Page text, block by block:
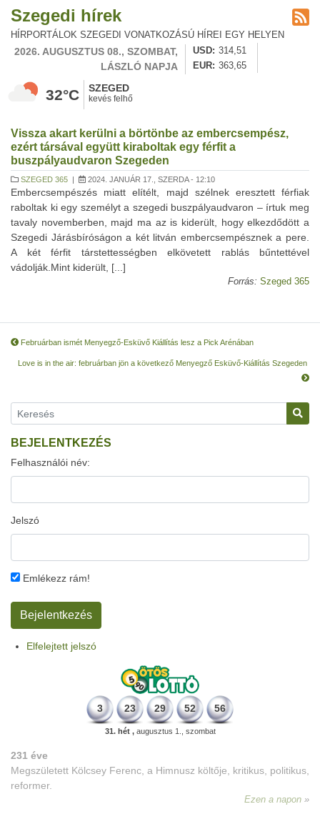
Szegedi hírek
HÍRPORTÁLOK SZEGEDI VONATKOZÁSÚ HÍREI EGY HELYEN
2026. AUGUSZTUS 08., SZOMBAT,
LÁSZLÓ NAPJA
USD
314,51
EUR
363,65
32°C SZEGED
kevés felhő
Vissza akart kerülni a börtönbe az embercsempész,
ezért társával együtt kiraboltak egy férfit a
buszpályaudvaron Szegeden
SZEGED 365 | 2024. JANUÁR 17., SZERDA - 12:10
Embercsempészés miatt elítélt, majd szélnek eresztett férfiak
raboltak ki egy személyt a szegedi buszpályaudvaron – írtuk meg
tavaly novemberben, majd ma az is kiderült, hogy elkezdődött a
Szegedi Járásbíróságon a két litván embercsempésznek a pere.
A két férfit társtettességben elkövetett rablás bűntettével
vádolják.Mint kiderült, [...]
Forrás: Szeged 365
Februárban ismét Menyegző-Esküvő Kiállítás lesz a Pick Arénában
Love is in the air: februárban jön a következő Menyegző Esküvő-Kiállítás Szegeden
BEJELENTKEZÉS
Felhasználói név:
Jelszó
Emlékezz rám!
Elfelejtett jelszó
3 23 29 52 56
31. hét ,augusztus 1., szombat
231 éve
Megszületett Kölcsey Ferenc, a Himnusz költője, kritikus, politikus,
reformer.
Ezen a napon